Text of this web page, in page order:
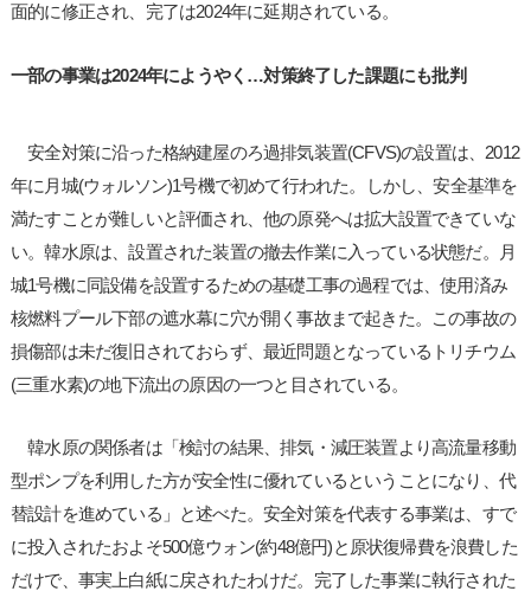
面的に修正され、完了は2024年に延期されている。
一部の事業は2024年にようやく…対策終了した課題にも批判
安全対策に沿った格納建屋のろ過排気装置(CFVS)の設置は、2012
年に月城(ウォルソン)1号機で初めて行われた。しかし、安全基準を
満たすことが難しいと評価され、他の原発へは拡大設置できていな
い。韓水原は、設置された装置の撤去作業に入っている状態だ。月
城1号機に同設備を設置するための基礎工事の過程では、使用済み
核燃料プール下部の遮水幕に穴が開く事故まで起きた。この事故の
損傷部は未だ復旧されておらず、最近問題となっているトリチウム
(三重水素)の地下流出の原因の一つと目されている。
韓水原の関係者は「検討の結果、排気・減圧装置より高流量移動
型ポンプを利用した方が安全性に優れているということになり、代
替設計を進めている」と述べた。安全対策を代表する事業は、すで
に投入されたおよそ500億ウォン(約48億円)と原状復帰費を浪費した
だけで、事実上白紙に戻されたわけだ。完了した事業に執行された